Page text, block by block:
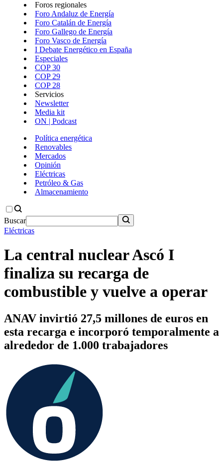
Foros regionales
Foro Andaluz de Energía
Foro Catalán de Energía
Foro Gallego de Energía
Foro Vasco de Energía
I Debate Energético en España
Especiales
COP 30
COP 29
COP 28
Servicios
Newsletter
Media kit
ON | Podcast
Política energética
Renovables
Mercados
Opinión
Eléctricas
Petróleo & Gas
Almacenamiento
Buscar
Eléctricas
La central nuclear Ascó I
finaliza su recarga de
combustible y vuelve a operar
ANAV invirtió 27,5 millones de euros en
esta recarga e incorporó temporalmente a
alrededor de 1.000 trabajadores